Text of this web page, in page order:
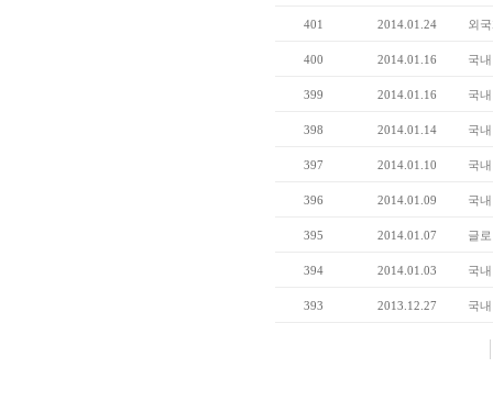
401 2014.01.24 외
400 2014.01.16 국
399 2014.01.16 국
398 2014.01.14 국
397 2014.01.10 국
396 2014.01.09 국
395 2014.01.07 글
394 2014.01.03 국
393 2013.12.27 국